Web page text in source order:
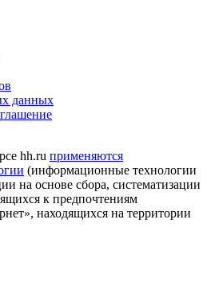
данных
hh.ru применяются
(информационные технологии
на основе сбора, систематизации
к предпочтениям
находящихся на территории